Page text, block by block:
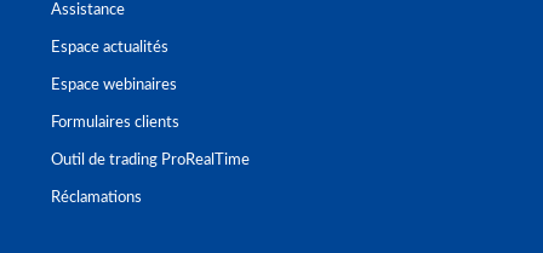
Assistance
Espace actualités
Espace webinaires
Formulaires clients
Outil de trading ProRealTime
Réclamations